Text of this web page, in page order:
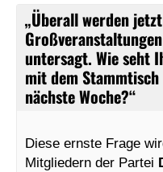
„Überall werden jetzt
Großveranstaltungen
untersagt. Wie seht
mit dem Stammtisch
nächste Woche?“
Diese ernste Frage
Mitgliedern der Partei